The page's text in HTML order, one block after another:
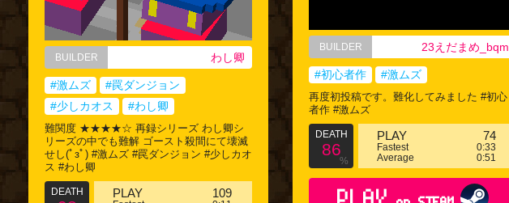
BUILDER 23えだまめ_bqm
#初心者作 #激ムズ
再度初投稿です。難化してみました #初心
者作 #激ムズ
DEATH
86
%
PLAY 74
Fastest
0:33
Average
0:51
BUILDER わし卿
#激ムズ
#罠ダンジョン
#少しカオス
#わし卿
難関度 ★★★★☆ 再録シリーズ わし卿シ
リーズの中でも難解 ゴースト殺間にて壊滅
せし(ﾟзﾟ) #激ムズ #罠ダンジョン #少しカオ
ス #わし卿
DEATH PLAY 109